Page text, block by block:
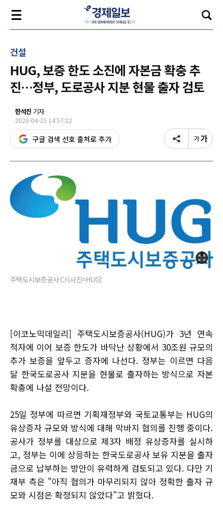
건설
HUG, 보증 한도 소진에 자본금 확충 추
진…정부, 도로공사 지분 현물 출자 검토
한석진 기자
2025-04-25 14:57:12
구글 검색 선호 출처로 추가
주택도시보증공사 CI [사진=HUG]
[이코노믹데일리] 주택도시보증공사(HUG)가 3년 연속
적자에 이어 보증 한도가 바닥난 상황에서 30조원 규모의
추가 보증을 앞두고 증자에 나선다. 정부는 이르면 다음
달 한국도로공사 지분을 현물로 출자하는 방식으로 자본
확충에 나설 전망이다.
25일 정부에 따르면 기획재정부와 국토교통부는 HUG의
유상증자 규모와 방식에 대해 막바지 협의를 진행 중이다.
공사가 정부를 대상으로 제3자 배정 유상증자를 실시하
고, 정부는 이에 상응하는 한국도로공사 보유 지분을 출자
금으로 납부하는 방안이 유력하게 검토되고 있다. 다만 기
재부 측은 "아직 협의가 마무리되지 않아 정확한 출자 규
모와 시점은 확정되지 않았다"고 밝혔다.